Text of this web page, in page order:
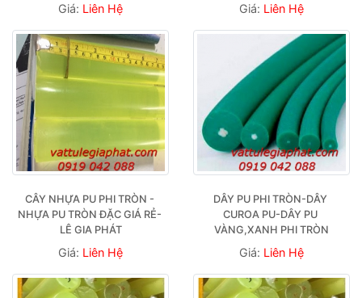
Giá: Liên Hệ Giá: Liên Hệ
CÂY NHỰA PU PHI TRÒN -
NHỰA PU TRÒN ĐẶC GIÁ RẺ-
LÊ GIA PHÁT
Giá: Liên Hệ
DÂY PU PHI TRÒN-DÂY
CUROA PU-DÂY PU
VÀNG,XANH PHI TRÒN
Giá: Liên Hệ